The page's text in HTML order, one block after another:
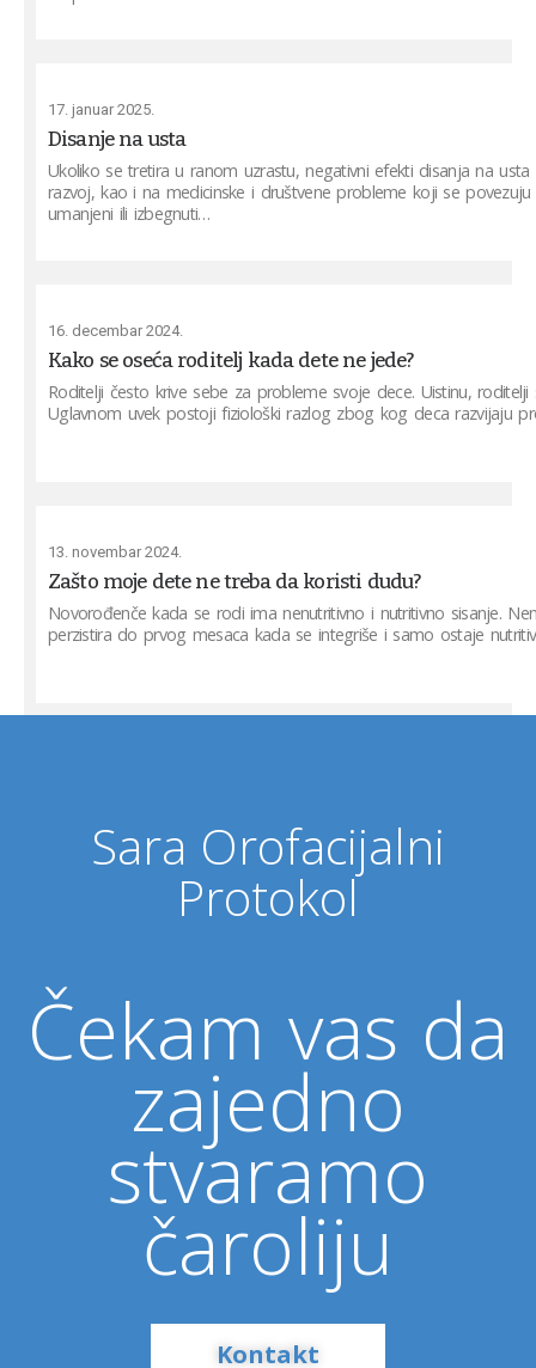
17. januar 2025.
Disanje na usta
Ukoliko se tretira u ranom uzrastu, negativni efekti disanja na usta
razvoj, kao i na medicinske i društvene probleme koji se
umanjeni ili izbegnuti…
16. decembar 2024.
Kako se oseća roditelj kada dete ne jede?
Roditelji često krive sebe za probleme svoje dece. Uistinu, roditelji
Uglavnom uvek postoji fiziološki razlog zbog kog deca razvijaju
13. novembar 2024.
Zašto moje dete ne treba da koristi dudu?
Novorođenče kada se rodi ima nenutritivno i nutritivno sisanje.
perzistira do prvog mesaca kada se integriše i samo ostaje
Sara Orofacijalni
Protokol
Čekam vas da
zajedno
stvaramo
čaroliju
Kontakt